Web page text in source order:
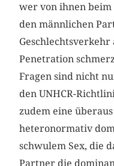
wer von ihnen
den männlichen
Penetration
Fragen sind nicht
den UNHCR-
zudem eine
heteronormativ
schwulem Sex, die
Partner die